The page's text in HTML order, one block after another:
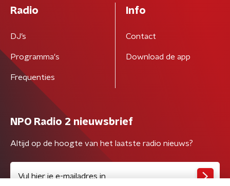
Radio
DJ’s
Programma's
Frequenties
Info
Contact
Download de app
NPO Radio 2 nieuwsbrief
Altijd op de hoogte van het laatste radio nieuws?